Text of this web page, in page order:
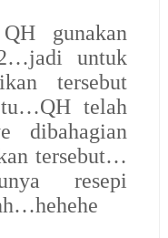
gunakan
untuk
tersebut
tu…QH telah
dibahagian
tersebut…
resepi